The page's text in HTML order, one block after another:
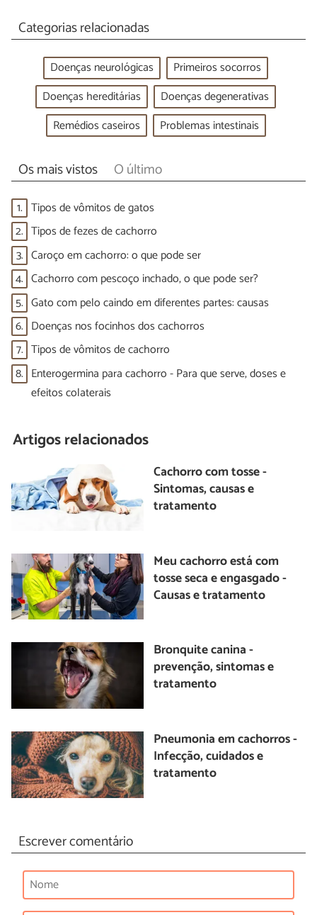
Categorias relacionadas
Doenças neurológicas
Primeiros socorros
Doenças hereditárias
Doenças degenerativas
Remédios caseiros
Problemas intestinais
Os mais vistos O último
1. Tipos de vômitos de gatos
2. Tipos de fezes de cachorro
3. Caroço em cachorro: o que pode ser
4. Cachorro com pescoço inchado, o que pode ser?
5. Gato com pelo caindo em diferentes partes: causas
6. Doenças nos focinhos dos cachorros
7. Tipos de vômitos de cachorro
8. Enterogermina para cachorro - Para que serve, doses e
efeitos colaterais
Artigos relacionados
Cachorro com tosse -
Sintomas, causas e
tratamento
Meu cachorro está com
tosse seca e engasgado -
Causas e tratamento
Bronquite canina -
prevenção, sintomas e
tratamento
Pneumonia em cachorros -
Infecção, cuidados e
tratamento
Escrever comentário